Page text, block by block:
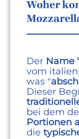
Woher
Der Name
vom
was "
Dieser
bei dem
Portionen
die